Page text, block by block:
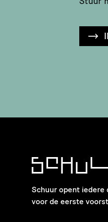
Schuur opent iedere
voor de eerste